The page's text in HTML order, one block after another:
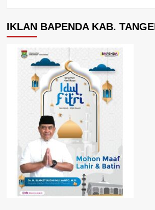
IKLAN BAPENDA KAB.